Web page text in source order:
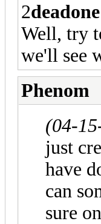
2deadone
Well, try
we'll see
Phenom
(04-
just
have
can
sure